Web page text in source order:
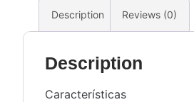
Description Reviews (0)
Description
Características